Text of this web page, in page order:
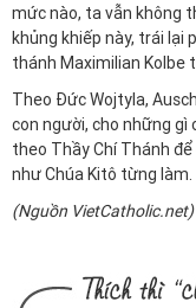
mức nào, ta vẫn không
khủng khiếp này, trái lại
thánh Maximilian Kolbe
Theo Đức Wojtyla,
con người, cho những
theo Thầy Chí Thánh
như Chúa Kitô từng làm.
(Nguồn VietCatholic.net)